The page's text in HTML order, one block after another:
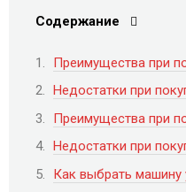
Содержание
Преимущества при
Недостатки при
Преимущества при
Недостатки при
Как выбрать машину